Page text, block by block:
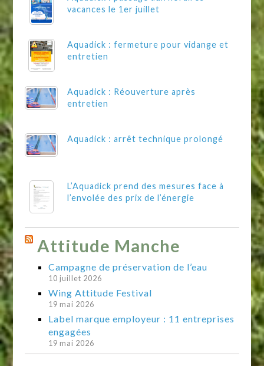
vacances le 1er juillet
Aquadick : fermeture pour vidange et
entretien
Aquadick : Réouverture après
entretien
Aquadick : arrêt technique prolongé
L’Aquadick prend des mesures face à
l’envolée des prix de l’énergie
Attitude Manche
Campagne de préservation de l’eau
10 juillet 2026
Wing Attitude Festival
19 mai 2026
Label marque employeur : 11 entreprises
engagées
19 mai 2026